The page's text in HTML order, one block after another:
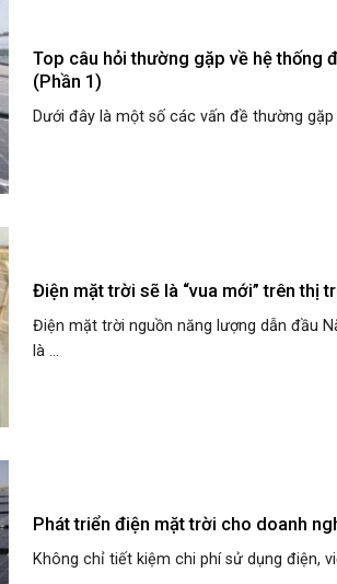
Top câu hỏi thường gặp về hệ thống
(Phần 1)
Dưới đây là một số các vấn đề thường
Điện mặt trời sẽ là “vua mới” trên thị
Điện mặt trời nguồn năng lượng dẫn đầu
là ...
Phát triển điện mặt trời cho doanh
Không chỉ tiết kiệm chi phí sử dụng điện,